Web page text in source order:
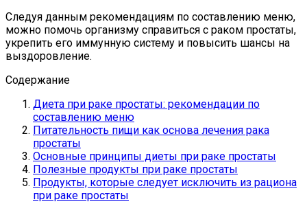
Следуя данным рекомендациям по составлению меню,
можно помочь организму справиться с раком простаты,
укрепить его иммунную систему и повысить шансы на
выздоровление.
Содержание
Диета при раке простаты: рекомендации по
составлению меню
Питательность пищи как основа лечения рака
простаты
Основные принципы диеты при раке простаты
Полезные продукты при раке простаты
Продукты, которые следует исключить из рациона
при раке простаты